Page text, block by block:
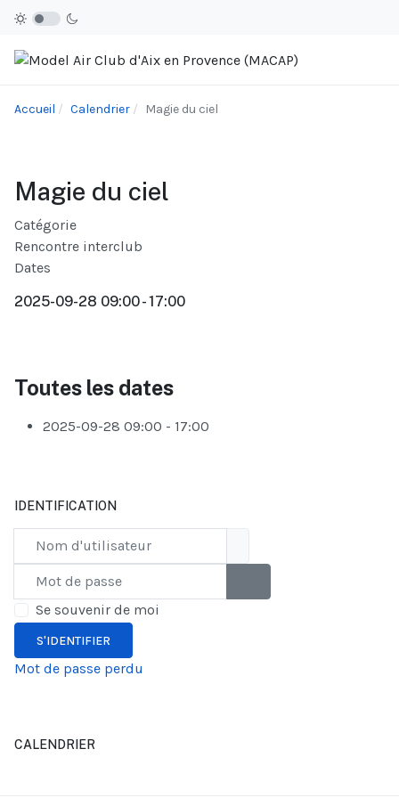
Accueil Calendrier Magie du ciel
Magie du ciel
Catégorie
Rencontre interclub
Dates
2025-09-28 09:00-17:00
Toutes les dates
2025-09-28 09:00 - 17:00
IDENTIFICATION
Nom d'utilisateur
Mot de passe
Se souvenir de moi
S'IDENTIFIER
Mot de passe perdu
CALENDRIER